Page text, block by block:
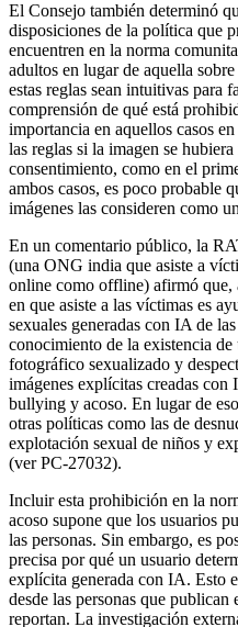
El Consejo también determinó
disposiciones de la política que
encuentren en la norma
adultos en lugar de aquella
estas reglas sean intuitivas para
comprensión de qué está
importancia en aquellos casos
las reglas si la imagen se
consentimiento, como en el
ambos casos, es poco probable
imágenes las consideren como
En un comentario público, la
(una ONG india que asiste a
online como offline) afirmó que,
en que asiste a las víctimas es
sexuales generadas con IA de
conocimiento de la existencia
fotográfico sexualizado y
imágenes explícitas creadas
bullying y acoso. En lugar de
otras políticas como las de
explotación sexual de niños y
(ver PC-27032).
Incluir esta prohibición en la
acoso supone que los usuarios
las personas. Sin embargo, es
precisa por qué un usuario
explícita generada con IA. Esto
desde las personas que publican
reportan. La investigación